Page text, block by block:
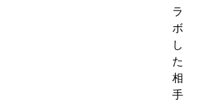
ラ
ボ
し
た
相
手